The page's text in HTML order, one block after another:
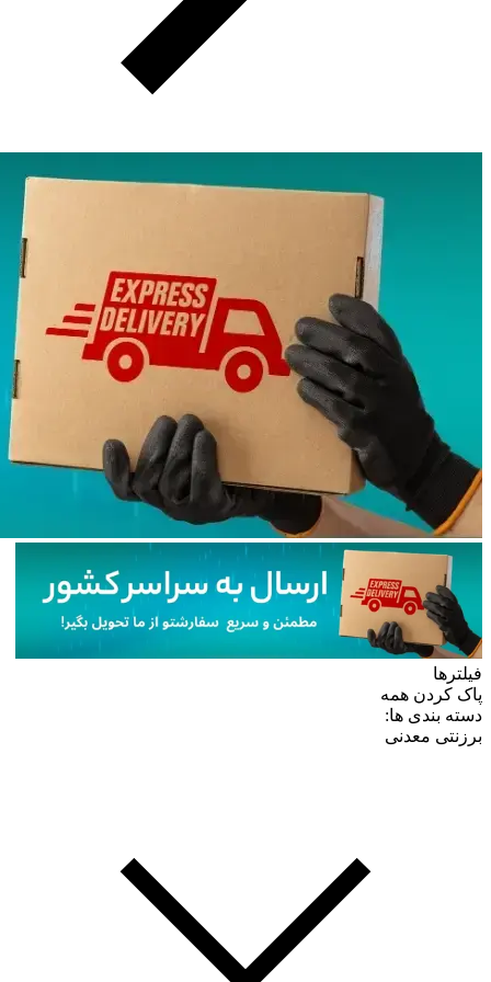
فیلترها
پاک کردن همه
دسته بندی ها:
برزنتی معدنی